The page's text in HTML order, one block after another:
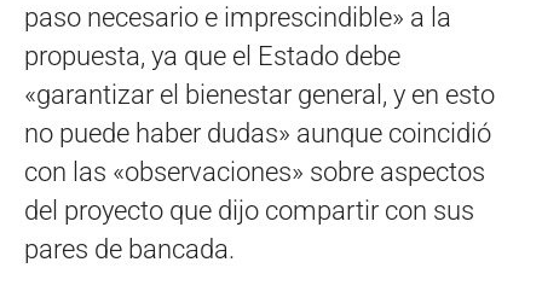
paso necesario e imprescindible» a la
propuesta, ya que el Estado debe
«garantizar el bienestar general, y en esto
no puede haber dudas» aunque coincidió
con las «observaciones» sobre aspectos
del proyecto que dijo compartir con sus
pares de bancada.